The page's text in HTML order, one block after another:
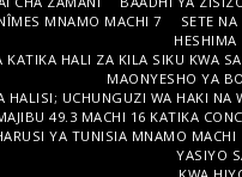
MNAMO MACHI 7
SETE
KATIKA HALI ZA KILA SIKU KWA
MAONYESHO YA
UCHUNGUZI WA HAKI NA
49.3 MACHI 16 KATIKA
YA TUNISIA MNAMO MACHI
YASIYO
KWA